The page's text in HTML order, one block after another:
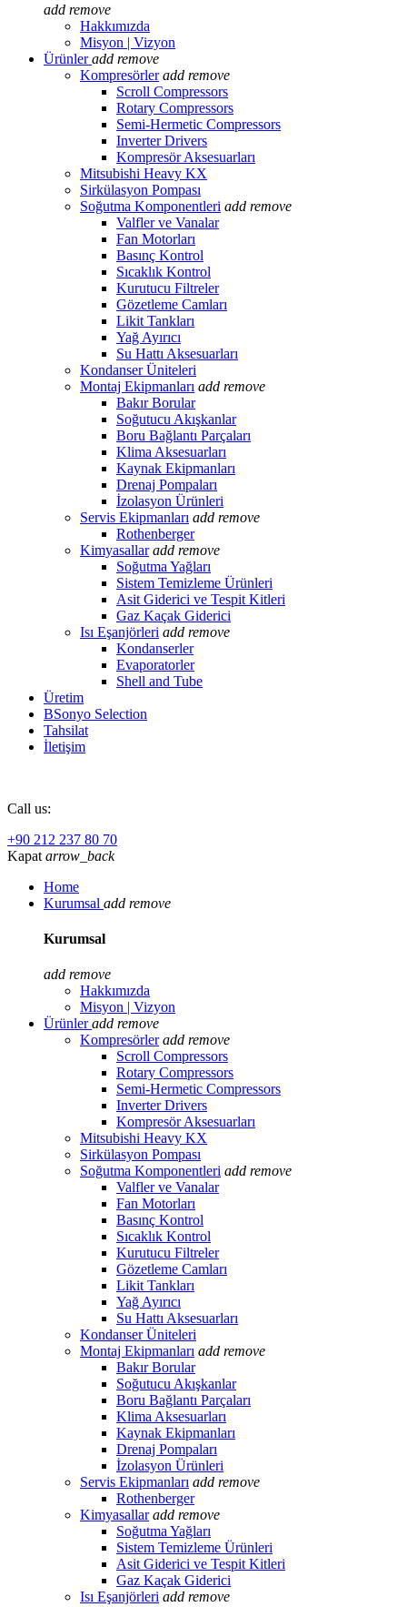
add remove
Hakkımızda
Misyon | Vizyon
Ürünler add remove
Kompresörler add remove
Scroll Compressors
Rotary Compressors
Semi-Hermetic Compressors
Inverter Drivers
Kompresör Aksesuarları
Mitsubishi Heavy KX
Sirkülasyon Pompası
Soğutma Komponentleri add remove
Valfler ve Vanalar
Fan Motorları
Basınç Kontrol
Sıcaklık Kontrol
Kurutucu Filtreler
Gözetleme Camları
Likit Tankları
Yağ Ayırıcı
Su Hattı Aksesuarları
Kondanser Üniteleri
Montaj Ekipmanları add remove
Bakır Borular
Soğutucu Akışkanlar
Boru Bağlantı Parçaları
Klima Aksesuarları
Kaynak Ekipmanları
Drenaj Pompaları
İzolasyon Ürünleri
Servis Ekipmanları add remove
Rothenberger
Kimyasallar add remove
Soğutma Yağları
Sistem Temizleme Ürünleri
Asit Giderici ve Tespit Kitleri
Gaz Kaçak Giderici
Isı Eşanjörleri add remove
Kondanserler
Evaporatorler
Shell and Tube
Üretim
BSonyo Selection
Tahsilat
İletişim
Call us:
+90 212 237 80 70
Kapat arrow_back
Home
Kurumsal add remove
Kurumsal
add remove
Hakkımızda
Misyon | Vizyon
Ürünler add remove
Kompresörler add remove
Scroll Compressors
Rotary Compressors
Semi-Hermetic Compressors
Inverter Drivers
Kompresör Aksesuarları
Mitsubishi Heavy KX
Sirkülasyon Pompası
Soğutma Komponentleri add remove
Valfler ve Vanalar
Fan Motorları
Basınç Kontrol
Sıcaklık Kontrol
Kurutucu Filtreler
Gözetleme Camları
Likit Tankları
Yağ Ayırıcı
Su Hattı Aksesuarları
Kondanser Üniteleri
Montaj Ekipmanları add remove
Bakır Borular
Soğutucu Akışkanlar
Boru Bağlantı Parçaları
Klima Aksesuarları
Kaynak Ekipmanları
Drenaj Pompaları
İzolasyon Ürünleri
Servis Ekipmanları add remove
Rothenberger
Kimyasallar add remove
Soğutma Yağları
Sistem Temizleme Ürünleri
Asit Giderici ve Tespit Kitleri
Gaz Kaçak Giderici
Isı Eşanjörleri add remove